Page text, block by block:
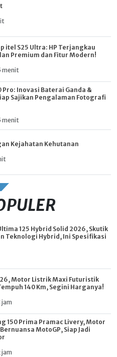
itel S25 Ultra: HP Terjangkau
Premium dan Fitur Modern!
menit
Pro: Inovasi Baterai Ganda &
Sajikan Pengalaman Fotografi
menit
Kejahatan Kehutanan
125 Hybrid Solid 2026, Skutik
Teknologi Hybrid, Ini Spesifikasi
Motor Listrik Maxi Futuristik
140 Km, Segini Harganya!
jam
150 Prima Pramac Livery, Motor
MotoGP, Siap Jadi
jam